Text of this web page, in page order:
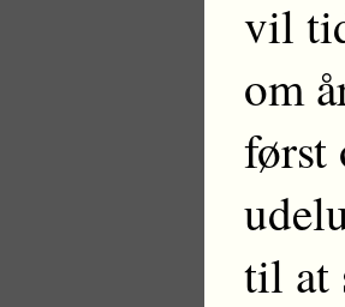
vil
om
først
til at